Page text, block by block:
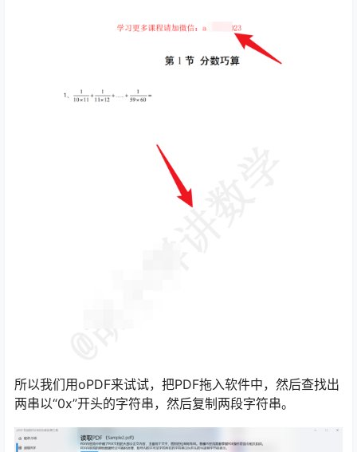
所以我们用oPDF来试试，把PDF拖入软件中，然后查找出
两串以“0x”开头的字符串，然后复制两段字符串。